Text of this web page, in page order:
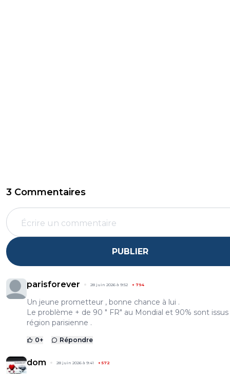
3 Commentaires
PUBLIER
parisforever 28 juin 2026 à 9:52 + 794
Un jeune prometteur , bonne chance à lui .
Le problème + de 90 " FR" au Mondial et 90% sont issus
région parisienne .
0+ Répondre
dom 28 juin 2026 à 9:41 +572